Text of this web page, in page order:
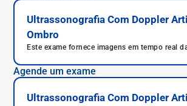
Ultrassonografia Com Doppler
Ombro
Este exame fornece imagens em tempo real
Agende um exame
Ultrassonografia Com Doppler